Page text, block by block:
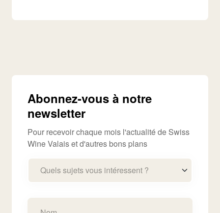
Abonnez-vous à notre
newsletter
Pour recevoir chaque mois l'actualité de Swiss
Wine Valais et d'autres bons plans
Quels sujets vous intéressent ?